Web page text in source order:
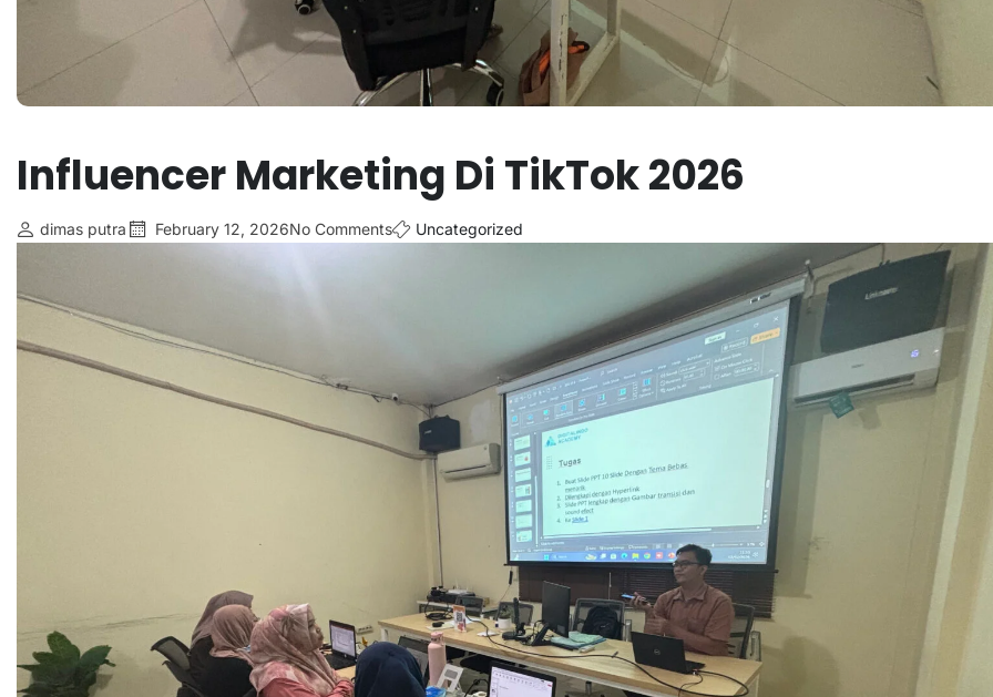
Influencer Marketing Di TikTok 2026
dimas putra February 12, 2026No Comments Uncategorized